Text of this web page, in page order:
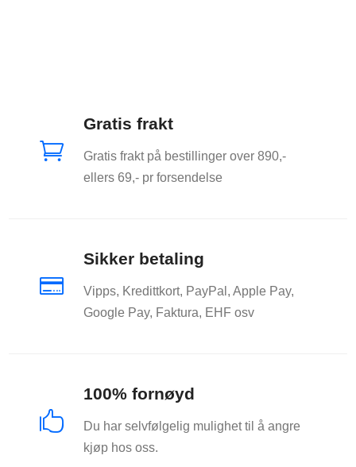

Gratis frakt
Gratis frakt på bestillinger over 890,-
ellers 69,- pr forsendelse

Sikker betaling
Vipps, Kredittkort, PayPal, Apple Pay,
Google Pay, Faktura, EHF osv

100% fornøyd
Du har selvfølgelig mulighet til å angre
kjøp hos oss.